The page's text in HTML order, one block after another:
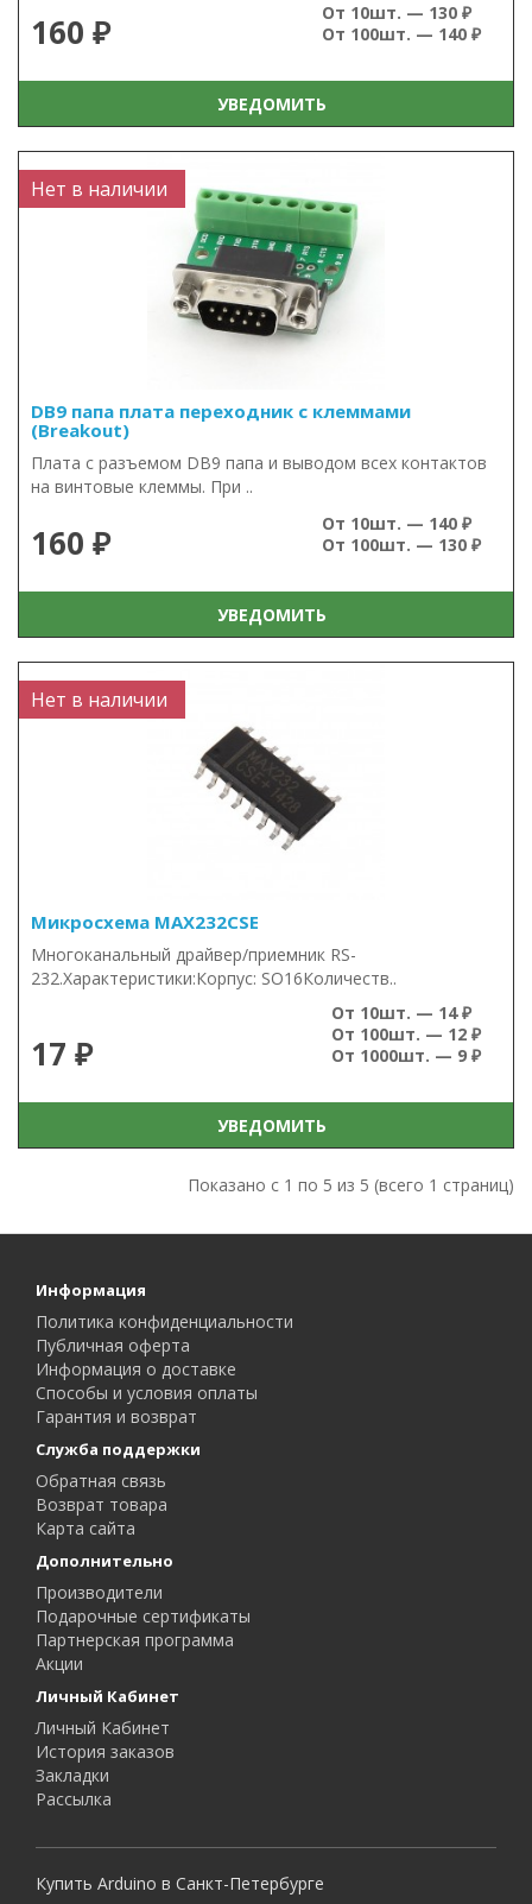
160 ₽
От 10шт. — 130 ₽
От 100шт. — 140 ₽
УВЕДОМИТЬ
Нет в наличии
DB9 папа плата переходник с клеммами
(Breakout)
Плата с разъемом DB9 папа и выводом всех контактов
на винтовые клеммы. При ..
160 ₽
От 10шт. — 140 ₽
От 100шт. — 130 ₽
УВЕДОМИТЬ
Нет в наличии
Микросхема MAX232CSE
Многоканальный драйвер/приемник RS-
232.Характеристики:Корпус: SO16Количеств..
17 ₽
От 10шт. — 14 ₽
От 100шт. — 12 ₽
От 1000шт. — 9 ₽
УВЕДОМИТЬ
Показано с 1 по 5 из 5 (всего 1 страниц)
Информация
Политика конфиденциальности
Публичная оферта
Информация о доставке
Способы и условия оплаты
Гарантия и возврат
Служба поддержки
Обратная связь
Возврат товара
Карта сайта
Дополнительно
Производители
Подарочные сертификаты
Партнерская программа
Акции
Личный Кабинет
Личный Кабинет
История заказов
Закладки
Рассылка
Купить Arduino в Санкт-Петербурге